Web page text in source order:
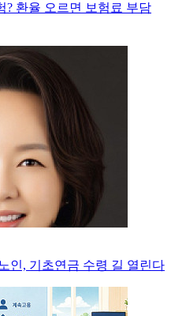
? 환율 오르면 보험료 부담
인, 기초연금 수령 길 열린다